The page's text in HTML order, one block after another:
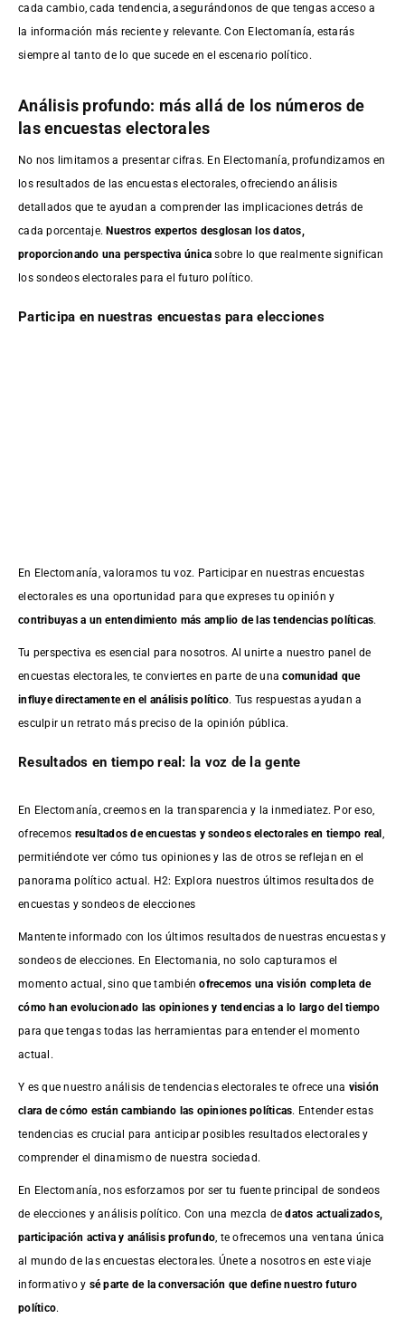
cada cambio, cada tendencia, asegurándonos de que tengas acceso a
la información más reciente y relevante. Con Electomanía, estarás
siempre al tanto de lo que sucede en el escenario político.
Análisis profundo: más allá de los números de
las encuestas electorales
No nos limitamos a presentar cifras. En Electomanía, profundizamos en
los resultados de las encuestas electorales, ofreciendo análisis
detallados que te ayudan a comprender las implicaciones detrás de
cada porcentaje.Nuestros expertos desglosan los datos,
proporcionando una perspectiva única sobre lo que realmente significan
los sondeos electorales para el futuro político.
Participa en nuestras encuestas para elecciones
En Electomanía, valoramos tu voz. Participar en nuestras encuestas
electorales es una oportunidad para que expreses tu opinión y
contribuyas a un entendimiento más amplio de las tendencias políticas.
Tu perspectiva es esencial para nosotros. Al unirte a nuestro panel de
encuestas electorales, te conviertes en parte de unacomunidad que
influye directamente en el análisis político. Tus respuestas ayudan a
esculpir un retrato más preciso de la opinión pública.
Resultados en tiempo real: la voz de la gente
En Electomanía, creemos en la transparencia y la inmediatez. Por eso,
ofrecemos resultados deencuestas y sondeos electorales en tiempo real
permitiéndote ver cómo tus opiniones y las de otros se reflejan en el
panorama político actual. H2: Explora nuestros últimos resultados de
encuestas y sondeos de elecciones
Mantente informado con los últimos resultados de nuestras encuestasy
sondeos de elecciones. En Electomania, no solo capturamos el
momento actual, sino que tambiénofrecemos una visión completa de
cómo han evolucionado las opiniones y tendencias a lo largo del tiempo
para que tengas todas las herramientas para entender el momento
actual.
Y es que nuestro análisis de tendencias electorales te ofrece una visión
clara de cómo están cambiando las opiniones políticas. Entender estas
tendencias es crucial para anticipar posibles resultados electorales y
comprender el dinamismo de nuestra sociedad.
En Electomanía, nos esforzamos por ser tu fuente principal de sondeos
de elecciones y análisis político. Con una mezcla dedatos actualizados,
participación activa y análisis profundo , te ofrecemos una ventana única
al mundo de las encuestas electorales. Únete a nosotros en este viaje
informativo y sé parte de la conversación que define nuestro futuro
político.